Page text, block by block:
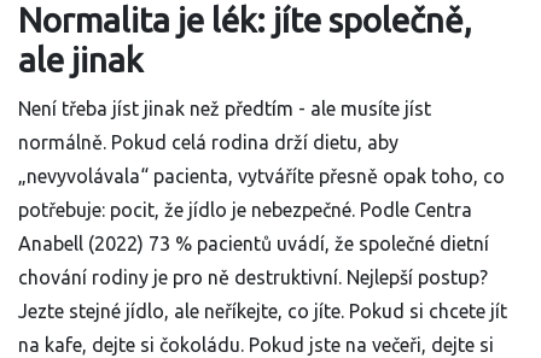
Normalita je lék: jíte společně,
ale jinak
Není třeba jíst jinak než předtím - ale musíte jíst
normálně. Pokud celá rodina drží dietu, aby
„nevyvolávala“ pacienta, vytváříte přesně opak toho, co
potřebuje: pocit, že jídlo je nebezpečné. Podle Centra
Anabell (2022) 73 % pacientů uvádí, že společné dietní
chování rodiny je pro ně destruktivní. Nejlepší postup?
Jezte stejné jídlo, ale neříkejte, co jíte. Pokud si chcete jít
na kafe, dejte si čokoládu. Pokud jste na večeři, dejte si